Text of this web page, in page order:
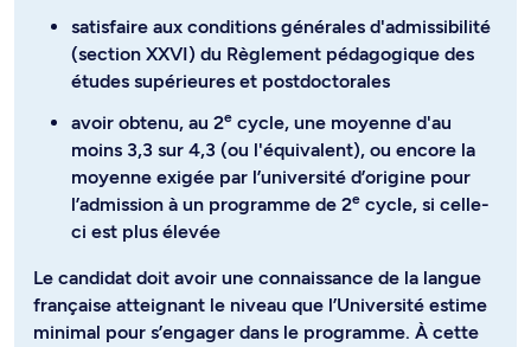
satisfaire aux conditions générales d'admissibilité
(section XXVI) du Règlement pédagogique des
études supérieures et postdoctorales
avoir obtenu, au 2e cycle, une moyenne d'au
moins 3,3 sur 4,3 (ou l'équivalent), ou encore la
moyenne exigée par l’université d’origine pour
l’admission à un programme de 2e cycle, si celle-
ci est plus élevée
Le candidat doit avoir une connaissance de la langue
française atteignant le niveau que l’Université estime
minimal pour s’engager dans le programme. À cette